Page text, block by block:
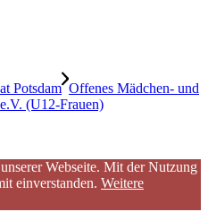
Potsdam Offenes Mädchen- und
(U12-Frauen)
Webseite. Mit der Nutzung
einverstanden. Weitere